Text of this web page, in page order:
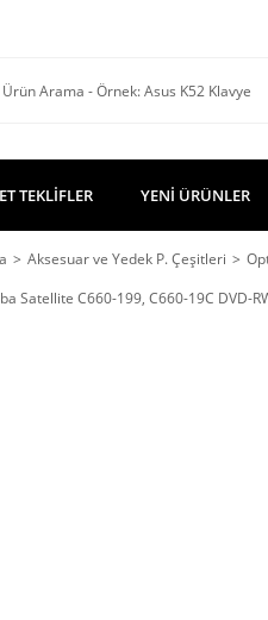
TEKLİFLER YENİ ÜRÜNLER
Aksesuar ve Yedek P. Çeşitleri